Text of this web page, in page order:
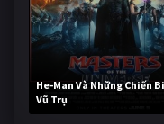
He-Man Và Những Chiến
Vũ Trụ
239,572 lượt xem